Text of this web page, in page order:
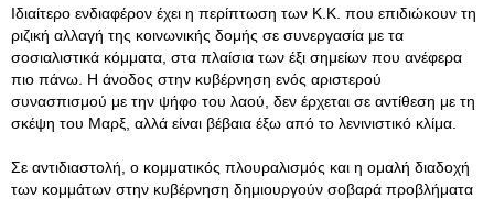
Ιδιαίτερο ενδιαφέρον έχει η περίπτωση των Κ.Κ. που επιδιώκουν τη
ριζική αλλαγή της κοινωνικής δομής σε συνεργασία με τα
σοσιαλιστικά κόμματα, στα πλαίσια των έξι σημείων που ανέφερα
πιο πάνω. Η άνοδος στην κυβέρνηση ενός αριστερού
συνασπισμού με την ψήφο του λαού, δεν έρχεται σε αντίθεση με τη
σκέψη του Μαρξ, αλλά είναι βέβαια έξω από το λενινιστικό κλίμα.
Σε αντιδιαστολή, ο κομματικός πλουραλισμός και η ομαλή διαδοχή
των κομμάτων στην κυβέρνηση δημιουργούν σοβαρά προβλήματα